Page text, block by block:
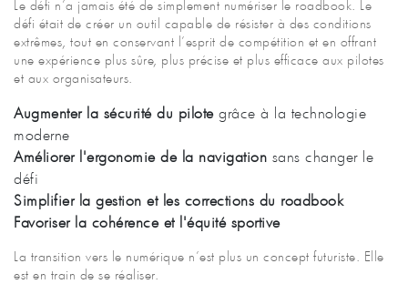
Le défi n’a jamais été de simplement numériser le roadbook. Le
défi était de créer un outil capable de résister à des conditions
extrêmes, tout en conservant l’esprit de compétition et en offrant
une expérience plus sûre, plus précise et plus efficace aux pilotes
et aux organisateurs.
Augmenter la sécurité du pilotegrâce à la technologie
moderne
Améliorer l'ergonomie de la navigation sans changer le
défi
Simplifier la gestion et les corrections du roadbook
Favoriser la cohérence et l'équité sportive
La transition vers le numérique n’est plus un concept futuriste. Elle
est en train de se réaliser.